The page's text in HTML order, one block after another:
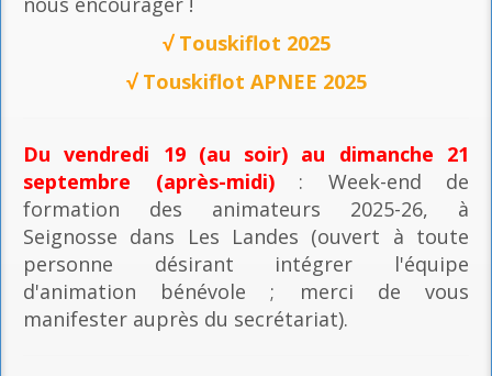
√ Touskiflot 2025
√ Touskiflot APNEE 2025
Du vendredi 19 (au soir) au dimanche 21
septembre (après-midi): Week-end de
formation des animateurs 2025-26, à
Seignosse dans Les Landes (ouvert à toute
personne désirant intégrer l'équipe
d'animation bénévole ; merci de vous
manifester auprès du secrétariat).